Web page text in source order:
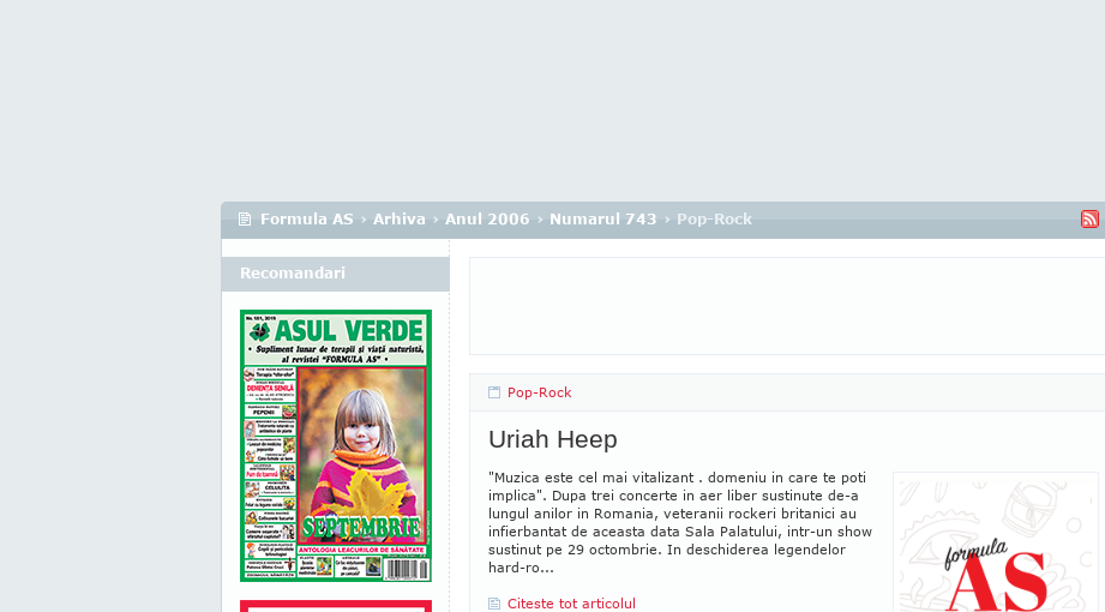
Formula AS › Arhiva › Anul 2006 › Numarul 743 › Pop-Rock
Pop-Rock
Uriah Heep
"Muzica este cel mai vitalizant . domeniu in care te poti
implica". Dupa trei concerte in aer liber sustinute de-a
lungul anilor in Romania, veteranii rockeri britanici au
infierbantat de aceasta data Sala Palatului, intr-un show
sustinut pe 29 octombrie. In deschiderea legendelor
hard-ro...
Citeste tot articolul
Recomandari